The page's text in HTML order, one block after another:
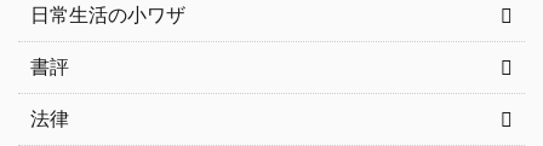
日常生活の小ワザ
書評
法律